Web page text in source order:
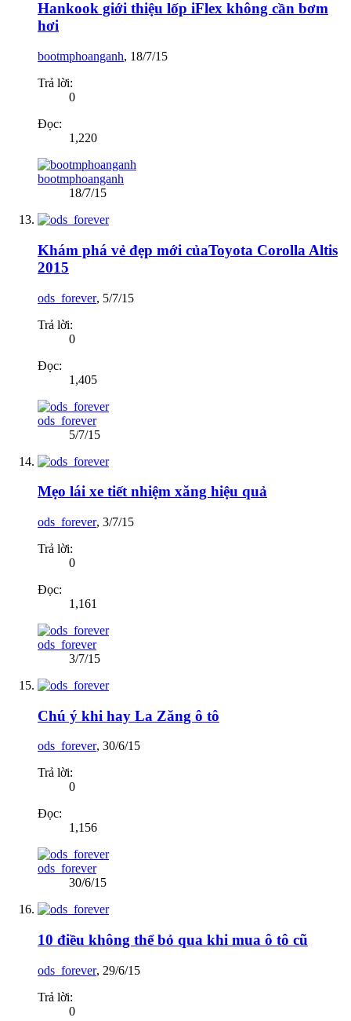
Hankook giới thiệu lốp iFlex không cần bơm
hơi
bootmphoanganh, 18/7/15
Trả lời:
0
Đọc:
1,220
bootmphoanganh
18/7/15
Khám phá vẻ đẹp mới củaToyota Corolla Altis
2015
ods_forever, 5/7/15
Trả lời:
0
Đọc:
1,405
ods_forever
5/7/15
Mẹo lái xe tiết nhiệm xăng hiệu quả
ods_forever, 3/7/15
Trả lời:
0
Đọc:
1,161
ods_forever
3/7/15
Chú ý khi hay La Zăng ô tô
ods_forever, 30/6/15
Trả lời:
0
Đọc:
1,156
ods_forever
30/6/15
10 điều không thể bỏ qua khi mua ô tô cũ
ods_forever, 29/6/15
Trả lời:
0